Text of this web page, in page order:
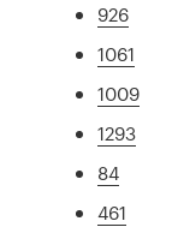
926
1061
1009
1293
84
461